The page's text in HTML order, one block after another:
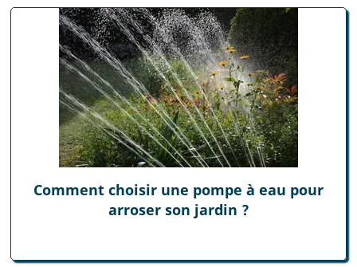
Comment choisir une pompe à eau pour
arroser son jardin ?